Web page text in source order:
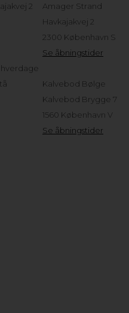
2
hverdage
Amager Strand
Havkajakvej 2
2300 København S
Se åbningstider
Kalvebod Bølge
Kalvebod Brygge 7
1560 København V
Se åbningstider